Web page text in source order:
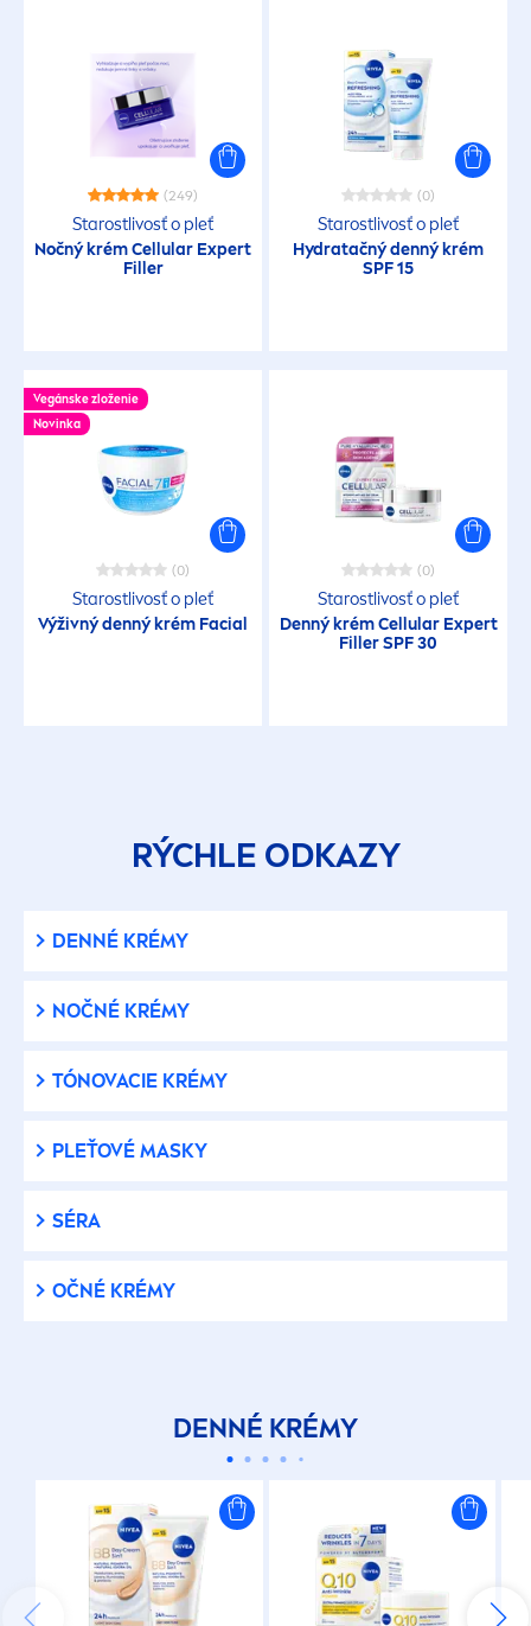
hydratácia
vrásky
VÝROBKOVÁ KATEGÓRIA
Denné krémy
Krém
Nočné krémy
Opaľovacie krémy na tvár
Špeciálna starostlivosť
Hydratačná starostlivosť
Luminous630
(249)
Starostlivosť o pleť
Nočný krémCellular Expert
Filler
(0)
Starostlivosť o pleť
Hydratačný denný krém
SPF 15
Vegánske zloženie
Novinka
(0)
Starostlivosť o pleť
Výživný denný krém Facial
(0)
Starostlivosť o pleť
Denný krémCellularExpert
FillerSPF 30
RÝCHLE ODKAZY
DENNÉ KRÉMY
NOČNÉ KRÉMY
TÓNOVACIE KRÉMY
PLEŤOVÉ MASKY
SÉRA
OČNÉ KRÉMY
DENNÉ KRÉMY